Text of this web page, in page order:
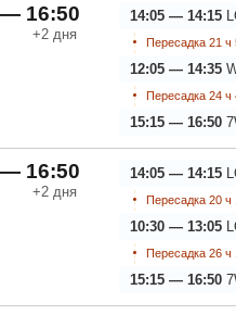
16:50
+2 дня
14:05 — 14:15
Пересадка 21 ч
12:05 — 14:35
Пересадка 24 ч
15:15 — 16:50
16:50
+2 дня
14:05 — 14:15
Пересадка 20 ч
10:30 — 13:05
Пересадка 26 ч
15:15 — 16:50